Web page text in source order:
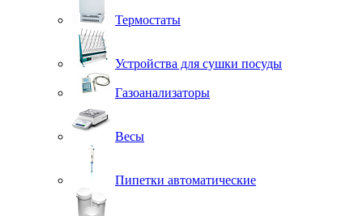
Термостаты
Устройства для сушки посуды
Газоанализаторы
Весы
Пипетки автоматические